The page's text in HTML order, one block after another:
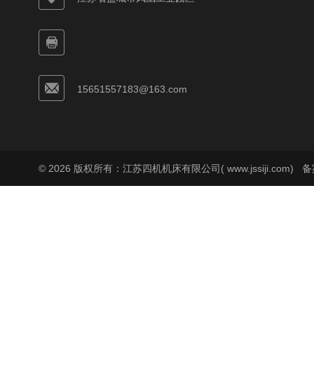
15651557183@163.com
© 2026 版权所有：江苏四机机床有限公司( www.jssiji.com) 备